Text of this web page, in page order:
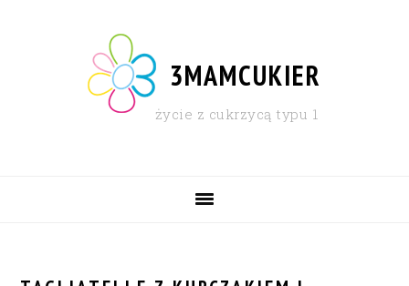
3MAMCUKIER
życie z cukrzycą typu 1